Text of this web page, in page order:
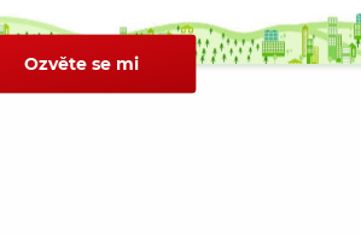
Ozvěte se mi